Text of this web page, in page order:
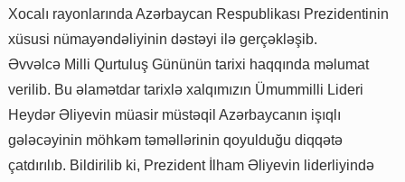
Xocalı rayonlarında Azərbaycan Respublikası Prezidentinin
xüsusi nümayəndəliyinin dəstəyi ilə gerçəkləşib.
Əvvəlcə Milli Qurtuluş Gününün tarixi haqqında məlumat
verilib. Bu əlamətdar tarixlə xalqımızın Ümummilli Lideri
Heydər Əliyevin müasir müstəqil Azərbaycanın işıqlı
gələcəyinin möhkəm təməllərinin qoyulduğu diqqətə
çatdırılıb. Bildirilib ki, Prezident İlham Əliyevin liderliyində